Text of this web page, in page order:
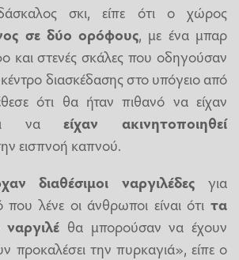
σκι, είπε ότι ο χώρος
σε δύο ορόφους, με ένα μπαρ
και στενές σκάλες που οδηγούσαν
διασκέδασης στο υπόγειο από
ότι θα ήταν πιθανό να είχαν
και ναείχαν ακινητοποιηθεί
εισπνοή καπνού.
διαθέσιμοι ναργιλέδες για
λένε οι άνθρωποι είναι ότι τα
θα μπορούσαν να έχουν
προκαλέσει την πυρκαγιά», είπε ο